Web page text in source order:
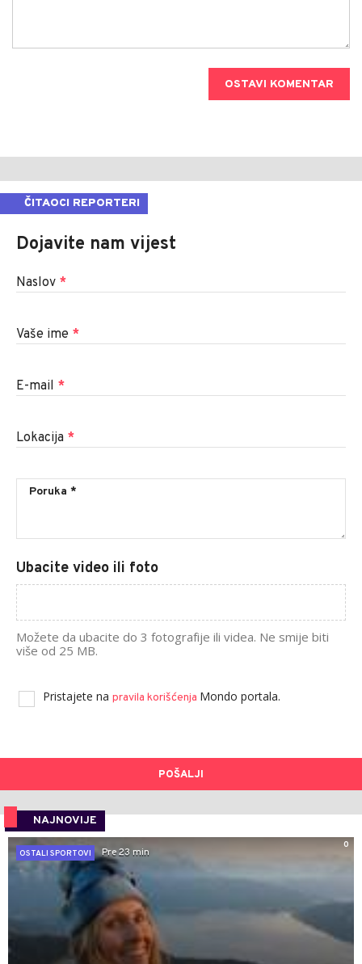
OSTAVI KOMENTAR
ČITAOCI REPORTERI
Dojavite nam vijest
Naslov *
Vaše ime *
E-mail *
Lokacija *
Ubacite video ili foto
Možete da ubacite do 3 fotografije ili videa. Ne smije biti
više od 25 MB.
Pristajete na pravila korišćenja Mondo portala.
POŠALJI
NAJNOVIJE
0
OSTALI SPORTOVI
Pre 23 min